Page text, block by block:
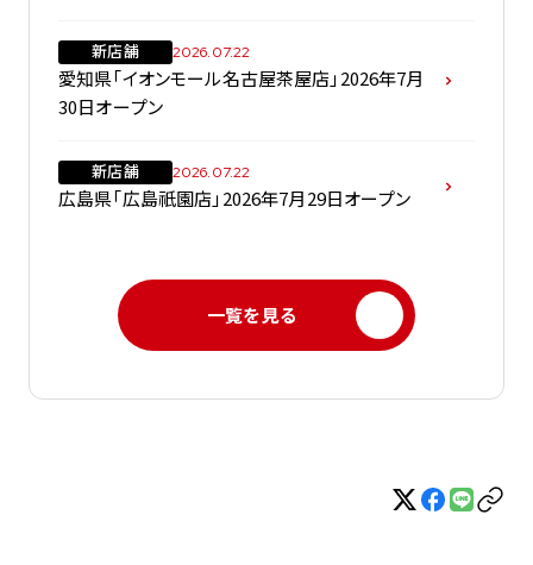
新店舗 2026.07.22
愛知県「イオンモール名古屋茶屋店」2026年7月
30日オープン
新店舗 2026.07.22
広島県「広島祇園店」2026年7月29日オープン
一覧を見る